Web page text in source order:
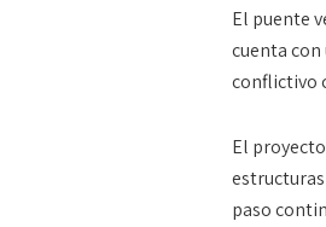
El puente
cuenta
conflictivo
El
paso